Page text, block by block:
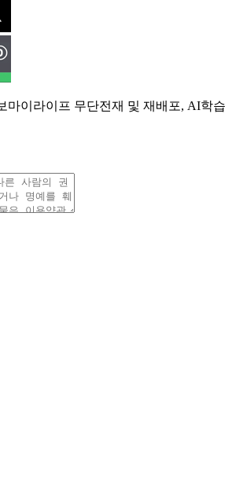
마이라이프 무단전재 및 재배포, AI학습